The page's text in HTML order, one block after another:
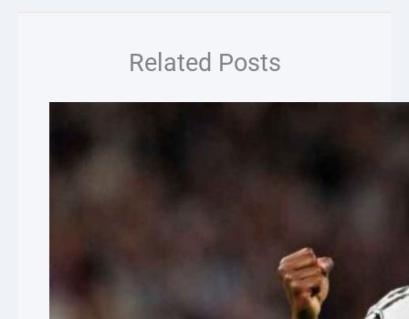
Related Posts